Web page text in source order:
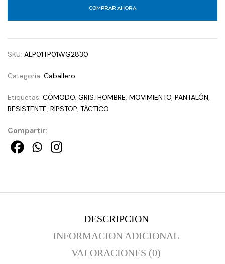
COMPRAR AHORA
SKU: ALP01TP01WG2830
Categoría: Caballero
Etiquetas: CÓMODO, GRIS, HOMBRE, MOVIMIENTO, PANTALÓN,
RESISTENTE, RIPSTOP, TÁCTICO
Compartir:
DESCRIPCION
INFORMACION ADICIONAL
VALORACIONES (0)